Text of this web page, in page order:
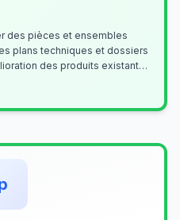
des pièces et ensembles
plans techniques et dossiers
des produits existants